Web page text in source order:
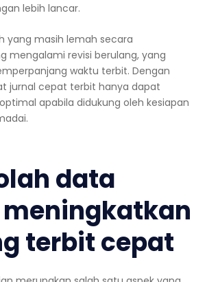
lebih lancar.
yang masih lemah secara
mengalami revisi berulang, yang
waktu terbit. Dengan
jurnal cepat terbit hanya dapat
apabila didukung oleh kesiapan
data
terbit cepat